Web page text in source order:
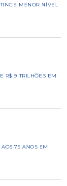
MENOR NÍVEL
R$ 9 TRILHÕES EM
75 ANOS EM